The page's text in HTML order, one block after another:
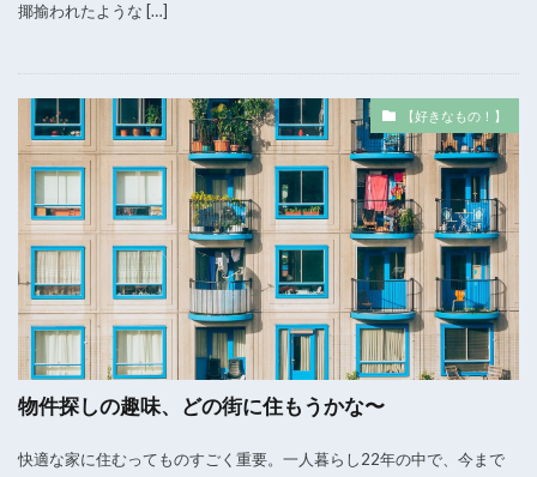
揶揄われたような […]
【好きなもの！】
物件探しの趣味、どの街に住もうかな〜
快適な家に住むってものすごく重要。一人暮らし22年の中で、今まで